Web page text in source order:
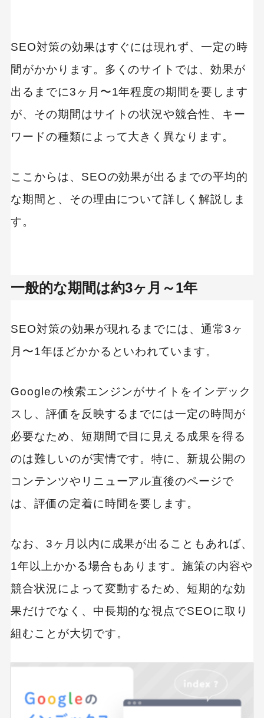
Webサイトリニューアル
Webマーケティングツール
インフルエンサーマーケTips
オウンドメディア
コーポレートサイト
フレームワーク
ホワイトペーパー
メルマガ
リスティング広告
SEO対策の効果はすぐには現れず、一定の時
間がかかります。多くのサイトでは、効果が
出るまでに3ヶ月〜1年程度の期間を要します
が、その期間はサイトの状況や競合性、キー
ワードの種類によって大きく異なります。
ここからは、SEOの効果が出るまでの平均的
な期間と、その理由について詳しく解説しま
す。
一般的な期間は約3ヶ月～1年
SEO対策の効果が現れるまでには、通常3ヶ
月〜1年ほどかかるといわれています。
Googleの検索エンジンがサイトをインデック
スし、評価を反映するまでには一定の時間が
必要なため、短期間で目に見える成果を得る
のは難しいのが実情です。特に、新規公開の
コンテンツやリニューアル直後のページで
は、評価の定着に時間を要します。
なお、3ヶ月以内に成果が出ることもあれば、
1年以上かかる場合もあります。施策の内容や
競合状況によって変動するため、短期的な効
果だけでなく、中長期的な視点でSEOに取り
組むことが大切です。